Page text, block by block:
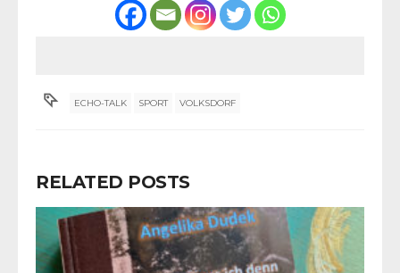
ECHO-TALK SPORT VOLKSDORF
RELATED POSTS